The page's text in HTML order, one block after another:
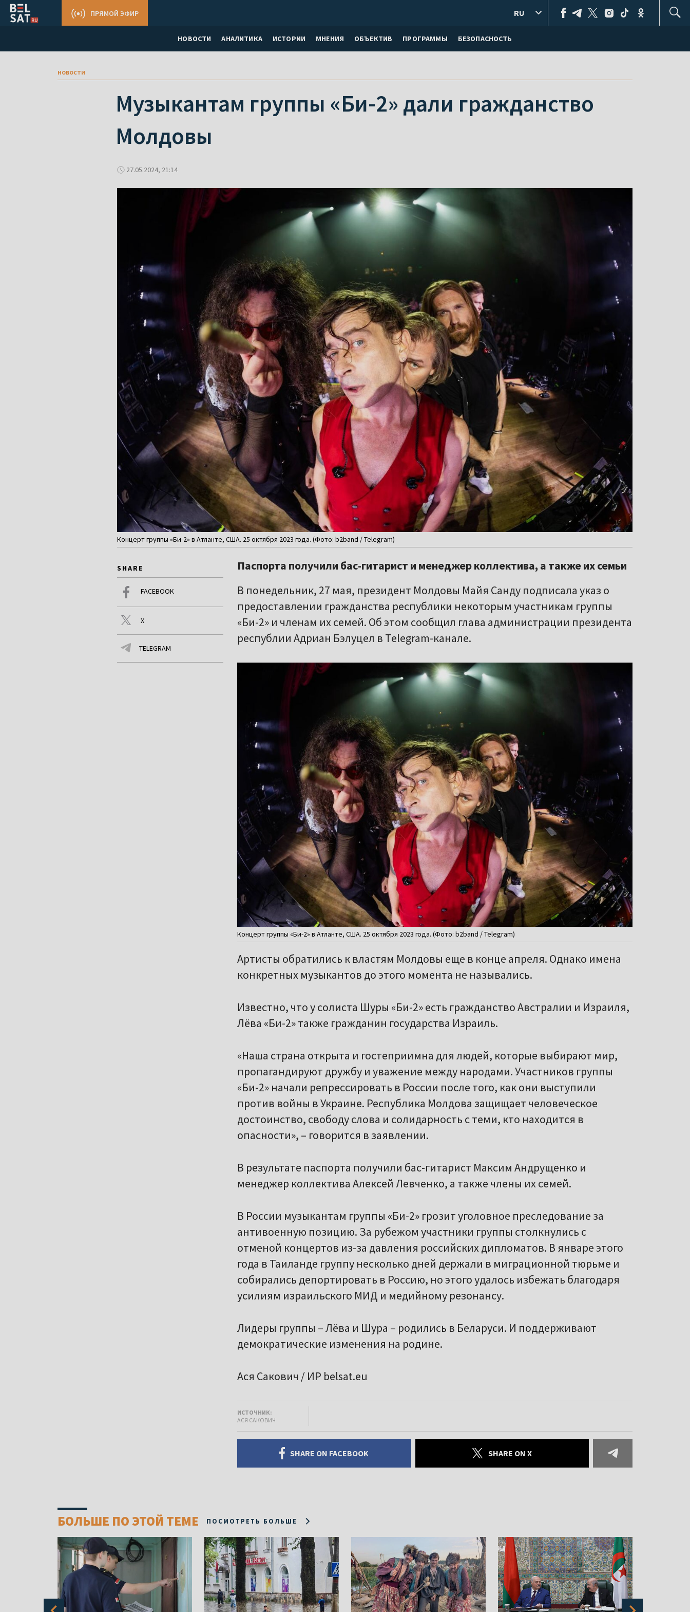
НОВОСТИ АНАЛИТИКА ИСТОРИИ МНЕНИЯ ОБЪЕКТИВ ПРОГРАММЫ БЕЗОПАСНОСТЬ
ПРЯМОЙ ЭФИР RU
новости
Музыкантам группы «Би-2» дали гражданство
Молдовы
27.05.2024, 21:14
Концерт группы «Би-2» в Атланте, США. 25 октября 2023 года. (Фото: b2band / Telegram)
SHARE
FACEBOOK
X
TELEGRAM
Паспорта получили бас-гитарист и менеджер коллектива, а также их семьи
В понедельник, 27 мая, президент Молдовы Майя Санду подписала указ о
предоставлении гражданства республики некоторым участникам группы
«Би-2» и членам их семей. Об этом сообщил глава администрации президента
республии Адриан Бэлуцел в Telegram-канале.
Концерт группы «Би-2» в Атланте, США. 25 октября 2023 года. (Фото: b2band / Telegram)
Артисты обратились к властям Молдовы еще в конце апреля. Однако имена
конкретных музыкантов до этого момента не назывались.
Известно, что у солиста Шуры «Би-2» есть гражданство Австралии и Израиля,
Лёва «Би-2» также гражданин государства Израиль.
«Наша страна открыта и гостеприимна для людей, которые выбирают мир,
пропагандируют дружбу и уважение между народами. Участников группы
«Би-2» начали репрессировать в России после того, как они выступили
против войны в Украине. Республика Молдова защищает человеческое
достоинство, свободу слова и солидарность с теми, кто находится в
опасности», – говорится в заявлении.
В результате паспорта получили бас-гитарист Максим Андрущенко и
менеджер коллектива Алексей Левченко, а также члены их семей.
В России музыкантам группы «Би-2» грозит уголовное преследование за
антивоенную позицию. За рубежом участники группы столкнулись с
отменой концертов из-за давления российских дипломатов. В январе этого
года в Таиланде группу несколько дней держали в миграционной тюрьме и
собирались депортировать в Россию, но этого удалось избежать благодаря
усилиям израильского МИД и медийному резонансу.
Лидеры группы – Лёва и Шура – родились в Беларуси. И поддерживают
демократические изменения на родине.
Ася Сакович / ИР belsat.eu
ИСТОЧНИК:
АСЯ САКОВИЧ
SHARE ON FACEBOOK SHARE ON X
БОЛЬШЕ ПО ЭТОЙ ТЕМЕ ПОСМОТРЕТЬ БОЛЬШЕ